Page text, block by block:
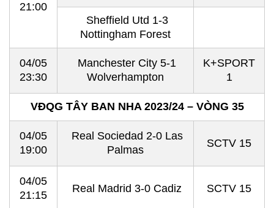
21:00
Sheffield Utd 1-3
Nottingham Forest
04/05
23:30
Manchester City 5-1
Wolverhampton
K+SPORT
1
VĐQG TÂY BAN NHA 2023/24 – VÒNG 35
04/05
19:00
Real Sociedad 2-0 Las
Palmas
SCTV 15
04/05
21:15
Real Madrid 3-0 Cadiz SCTV 15